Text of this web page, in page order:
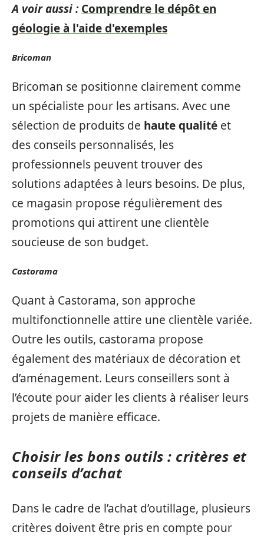
A voir aussi : Comprendre le dépôt en
géologie à l'aide d'exemples
Bricoman
Bricoman se positionne clairement comme
un spécialiste pour les artisans. Avec une
sélection de produits de haute qualité et
des conseils personnalisés, les
professionnels peuvent trouver des
solutions adaptées à leurs besoins. De plus,
ce magasin propose régulièrement des
promotions qui attirent une clientèle
soucieuse de son budget.
Castorama
Quant à Castorama, son approche
multifonctionnelle attire une clientèle variée.
Outre les outils, castorama propose
également des matériaux de décoration et
d’aménagement. Leurs conseillers sont à
l’écoute pour aider les clients à réaliser leurs
projets de manière efficace.
Choisir les bons outils : critères et
conseils d’achat
Dans le cadre de l’achat d’outillage, plusieurs
critères doivent être pris en compte pour